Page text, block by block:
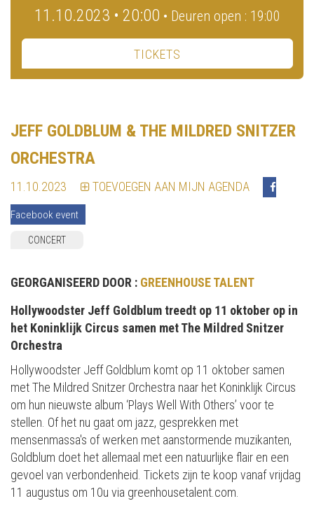
11.10.2023 • 20:00 • Deuren open : 19:00
TICKETS
JEFF GOLDBLUM & THE MILDRED SNITZER
ORCHESTRA
11.10.2023 TOEVOEGEN AAN MIJN AGENDA
Facebook event
CONCERT
GEORGANISEERD DOOR : GREENHOUSE TALENT
Hollywoodster Jeff Goldblum treedt op 11 oktober op in
het Koninklijk Circus samen met The Mildred Snitzer
Orchestra
Hollywoodster Jeff Goldblum komt op 11 oktober samen
met The Mildred Snitzer Orchestra naar het Koninklijk Circus
om hun nieuwste album ‘Plays Well With Others’ voor te
stellen. Of het nu gaat om jazz, gesprekken met
mensenmassa's of werken met aanstormende muzikanten,
Goldblum doet het allemaal met een natuurlijke flair en een
gevoel van verbondenheid. Tickets zijn te koop vanaf vrijdag
11 augustus om 10u via greenhousetalent.com.